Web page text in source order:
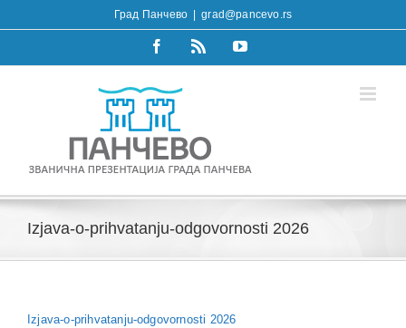
to
Град Панчево grad@pancevo.rs
FacebookRss YouTube
Izjava-o-prihvatanju-odgovornosti 2026
Izjava-o-prihvatanju-odgovornosti 2026